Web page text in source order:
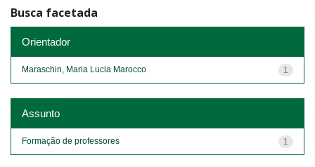
Busca facetada
Orientador
1
Maraschin, Maria Lucia Marocco
Assunto
1
Formação de professores